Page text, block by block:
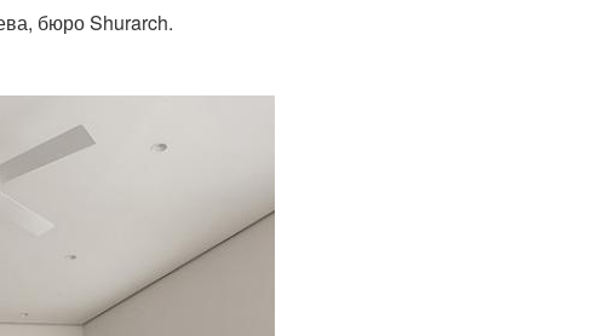
бюро Shurarch.